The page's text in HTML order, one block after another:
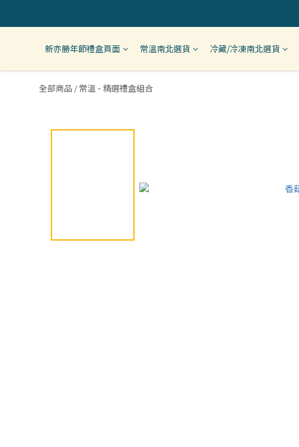
新亦勝年節禮盒頁面 常溫南北選貨 冷藏/冷凍南北選貨
全部商品 / 常溫 - 精選禮盒組合